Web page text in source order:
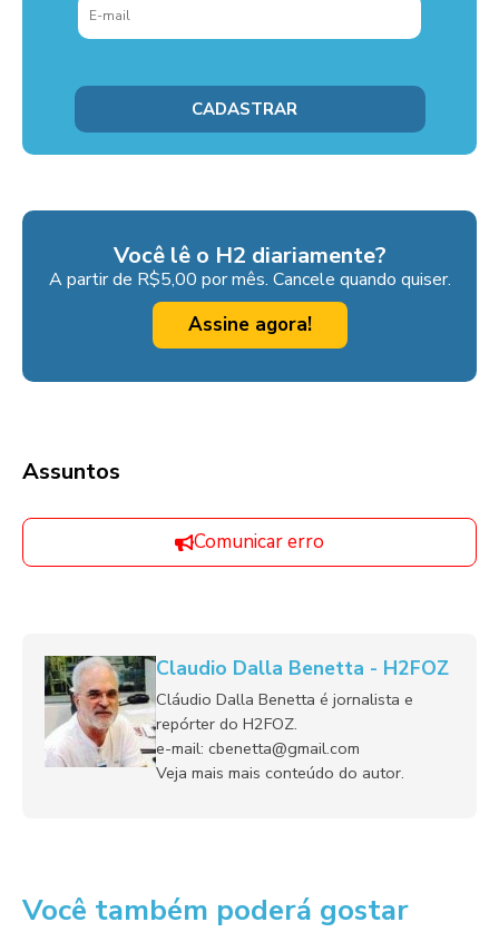
Você lê o H2 diariamente?
A partir de R$5,00 por mês. Cancele quando quiser.
Assine agora!
Assuntos
Comunicar erro
Claudio Dalla Benetta - H2FOZ
Cláudio Dalla Benetta é jornalista e
repórter do H2FOZ.
e-mail: cbenetta@gmail.com
Veja mais mais conteúdo do autor.
Você também poderá gostar